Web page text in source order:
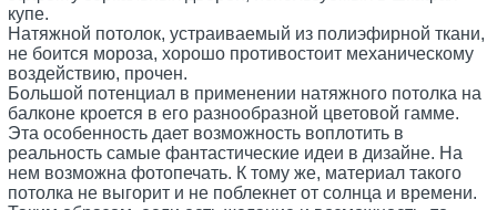
купе.
Натяжной потолок, устраиваемый из полиэфирной ткани,
не боится мороза, хорошо противостоит механическому
воздействию, прочен.
Большой потенциал в применении натяжного потолка на
балконе кроется в его разнообразной цветовой гамме.
Эта особенность дает возможность воплотить в
реальность самые фантастические идеи в дизайне. На
нем возможна фотопечать. К тому же, материал такого
потолка не выгорит и не поблекнет от солнца и времени.